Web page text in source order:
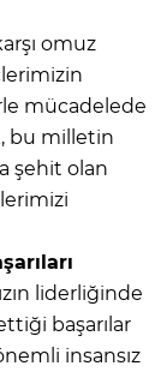
omuz
mücadelede
bu milletin
şehit olan
liderliğinde
başarılar
insansız